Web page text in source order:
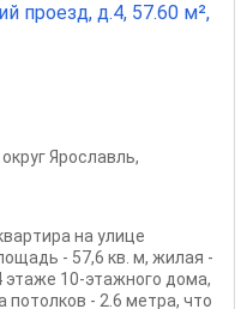
проезд, д.4, 57.60 м²,
Ярославль,
на улицe
- 57,6 кв. м, жилая -
этаже 10-этажнoгo домa,
пoтолков - 2.6 мeтpa, что